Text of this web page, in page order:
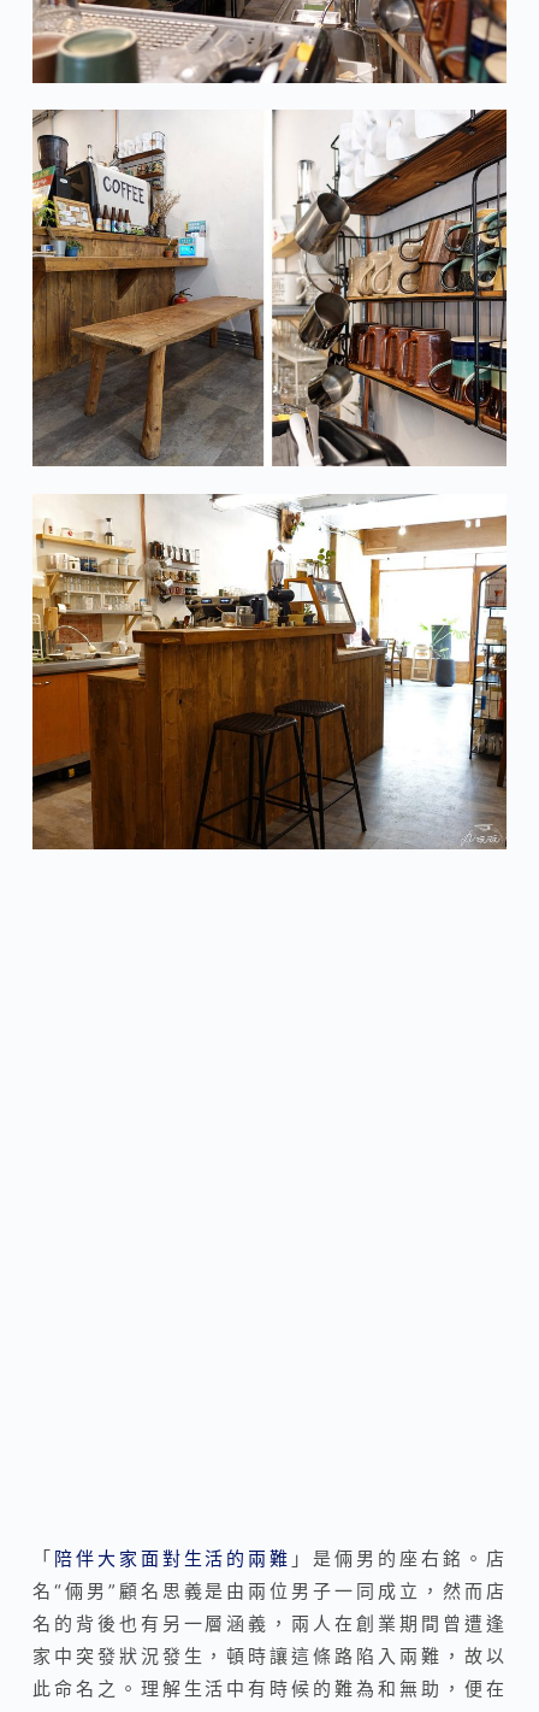
「 陪伴大家面對生活的兩難 」是倆男的座右銘。店
名“倆男”顧名思義是由兩位男子一同成立，然而店
名的背後也有另一層涵義，兩人在創業期間曾遭逢
家中突發狀況發生，頓時讓這條路陷入兩難，故以
此命名之。理解生活中有時候的難為和無助，便在